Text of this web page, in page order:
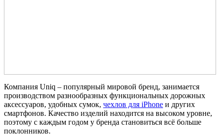
Компания Uniq – популярный мировой бренд, занимается
производством разнообразных функциональных дорожных
аксессуаров, удобных сумок, чехлов для iPhone и других
смартфонов. Качество изделий находится на высоком уровне,
поэтому с каждым годом у бренда становиться всё больше
поклонников.